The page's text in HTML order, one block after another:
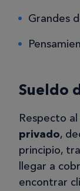
Grandes
Sueldo
Respecto al
privado,
principio,
llegar a
encontrar